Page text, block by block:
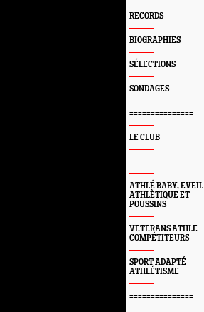
RECORDS
BIOGRAPHIES
SÉLECTIONS
SONDAGES
===============
LE CLUB
===============
ATHLÉ BABY, EVEIL
ATHLÈTIQUE ET
POUSSINS
VETERANS ATHLE
COMPÉTITEURS
SPORT ADAPTÉ
ATHLÉTISME
===============